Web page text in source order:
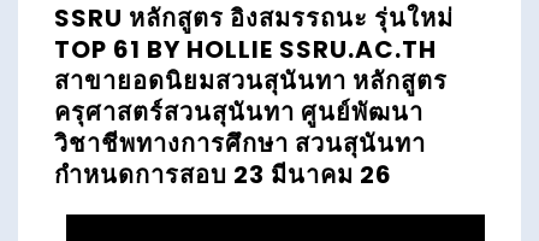
SSRU หลักสูตร อิงสมรรถนะ รุ่นใหม่
TOP 61 BY HOLLIE SSRU.AC.TH
สาขายอดนิยมสวนสุนันทา หลักสูตร
ครุศาสตร์สวนสุนันทา ศูนย์พัฒนา
วิชาชีพทางการศึกษา สวนสุนันทา
กำหนดการสอบ 23 มีนาคม 26